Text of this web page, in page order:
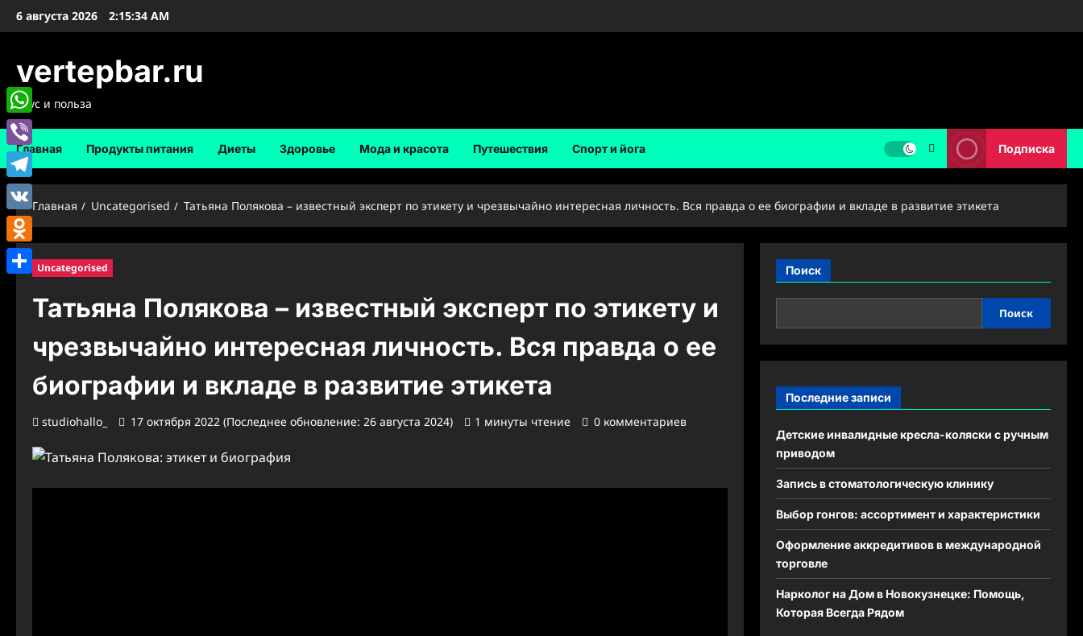
Перейти
6 августа 2026 2:15:34 AM
vertepbar.ru
Вкус и польза
Главная Продукты питания Диеты Здоровье Мода и красота Путешествия Спорт и йога Подписка
Главная Uncategorised Татьяна Полякова – известный эксперт по этикету и чрезвычайно интересная личность. Вся правда о ее биографии и вкладе в развитие этикета
Uncategorised
Татьяна Полякова – известный эксперт по этикету и
чрезвычайно интересная личность. Вся правда о ее
биографии и вкладе в развитие этикета
studiohallo_ 17 октября 2022 (Последнее обновление: 26 августа 2024) 1 минуты чтение 0 комментариев
Поиск
Поиск
Последние записи
Детские инвалидные кресла-коляски с ручным
приводом
Запись в стоматологическую клинику
Выбор гонгов: ассортимент и характеристики
Оформление аккредитивов в международной
торговле
Нарколог на Дом в Новокузнецке: Помощь,
Которая Всегда Рядом
WhatsApp
Viber
Telegram
VK
Odnoklassniki